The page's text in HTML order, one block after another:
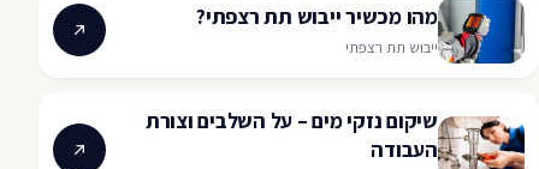
מהו מכשיר ייבוש תת רצפתי?
ייבוש תת רצפתי
שיקום נזקי מים – על השלבים וצורת
העבודה